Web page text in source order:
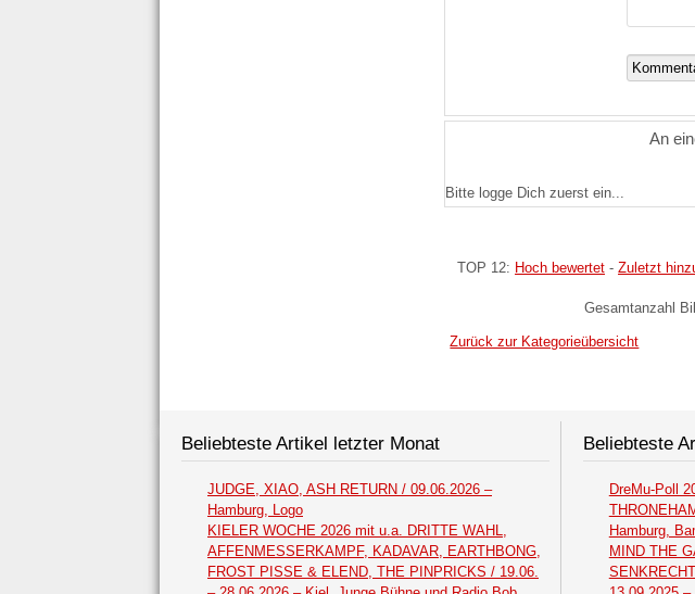
An
Bitte logge Dich zuerst ein...
TOP 12: Hoch bewertet -Zuletzt
Gesamtanzahl
Zurück zur Kategorieübersicht
Beliebteste Artikel letzter Monat
JUDGE, XIAO, ASH RETURN / 09.06.2026 –
Hamburg, Logo
KIELER WOCHE 2026 mit u.a. DRITTE WAHL,
AFFENMESSERKAMPF, KADAVAR, EARTHBONG,
FROST PISSE & ELEND, THE PINPRICKS / 19.06.
Beliebteste
DreMu-Poll
Hamburg,
MIND THE